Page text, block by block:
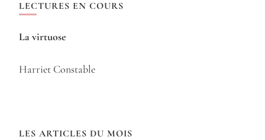
LECTURES EN COURS
La virtuose
Harriet Constable
LES ARTICLES DU MOIS